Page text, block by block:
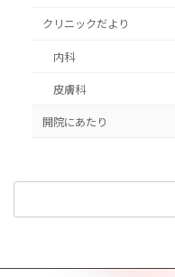
クリニックだより
内科
皮膚科
開院にあたり